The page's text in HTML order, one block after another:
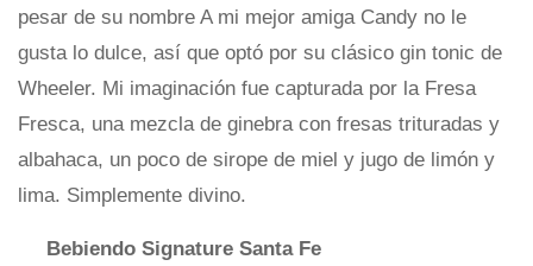
pesar de su nombre A mi mejor amiga Candy no le
gusta lo dulce, así que optó por su clásico gin tonic de
Wheeler. Mi imaginación fue capturada por la Fresa
Fresca, una mezcla de ginebra con fresas trituradas y
albahaca, un poco de sirope de miel y jugo de limón y
lima. Simplemente divino.
Bebiendo Signature Santa Fe